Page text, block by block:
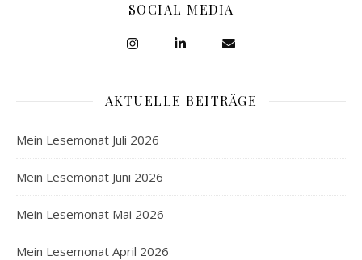
SOCIAL MEDIA
AKTUELLE BEITRÄGE
Mein Lesemonat Juli 2026
Mein Lesemonat Juni 2026
Mein Lesemonat Mai 2026
Mein Lesemonat April 2026